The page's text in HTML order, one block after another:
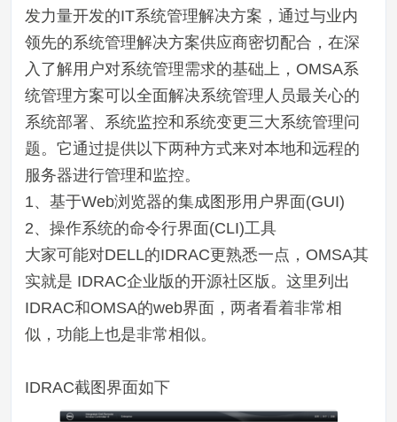
发力量开发的IT系统管理解决方案，通过与业内
领先的系统管理解决方案供应商密切配合，在深
入了解用户对系统管理需求的基础上，OMSA系
统管理方案可以全面解决系统管理人员最关心的
系统部署、系统监控和系统变更三大系统管理问
题。它通过提供以下两种方式来对本地和远程的
服务器进行管理和监控。
1、基于Web浏览器的集成图形用户界面(GUI)
2、操作系统的命令行界面(CLI)工具
大家可能对DELL的IDRAC更熟悉一点，OMSA其
实就是 IDRAC企业版的开源社区版。这里列出
IDRAC和OMSA的web界面，两者看着非常相
似，功能上也是非常相似。
IDRAC截图界面如下